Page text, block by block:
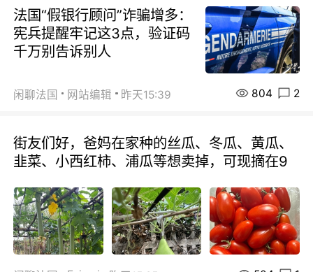
法国“假银行顾问”诈骗增多：
宪兵提醒牢记这3点，验证码
千万别告诉别人
闲聊法国 网站编辑 昨天15:39 804 2
街友们好，爸妈在家种的丝瓜、冬瓜、黄瓜、
韭菜、小西红柿、浦瓜等想卖掉，可现摘在9